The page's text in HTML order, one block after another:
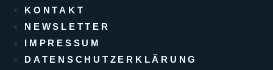
KONTAKT
NEWSLETTER
IMPRESSUM
DATENSCHUTZERKLÄRUNG